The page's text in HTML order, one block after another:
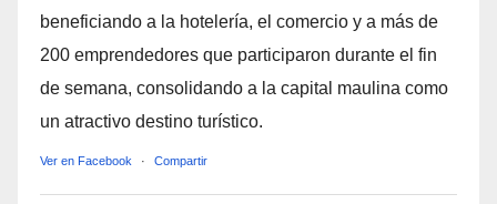
beneficiando a la hotelería, el comercio y a más de
200 emprendedores que participaron durante el fin
de semana, consolidando a la capital maulina como
un atractivo destino turístico.
Ver en Facebook · Compartir